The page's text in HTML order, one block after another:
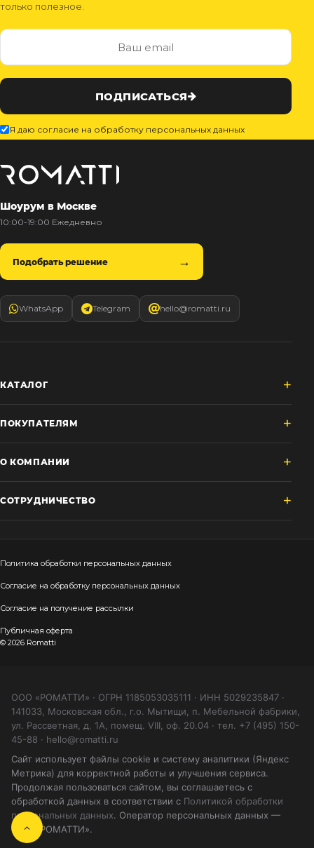
только полезное.
ПОДПИСАТЬСЯ
Я даю согласие на обработку персональных данных
Шоурум в Москве
10:00-19:00 Ежедневно
Подобрать решение
WhatsApp Telegram hello@romatti.ru
КАТАЛОГ
ПОКУПАТЕЛЯМ
О КОМПАНИИ
СОТРУДНИЧЕСТВО
Политика обработки персональных данных
Согласие на обработку персональных данных
Согласие на получение рассылки
Публичная оферта
© 2026 Romatti
ООО «РОМАТТИ» · ОГРН 1185053035111 · ИНН 5029235847 ·
141033, Московская обл., г.о. Мытищи, п. Мебельной фабрики,
ул. Рассветная, д. 1А, помещ. VIII, оф. 20.04 · тел. +7 (495) 150-
45-88 · hello@romatti.ru
Сайт использует файлы cookie и систему аналитики (Яндекс
Метрика) для корректной работы и улучшения сервиса.
Продолжая пользоваться сайтом, вы соглашаетесь с
обработкой данных в соответствии с Политикой обработки
персональных данных. Оператор персональных данных —
ООО «РОМАТТИ».